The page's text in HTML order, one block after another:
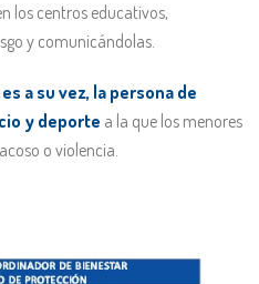
los centros educativos,
y comunicándolas.
a su vez, la persona de
y deporte a la que los menores
o violencia.